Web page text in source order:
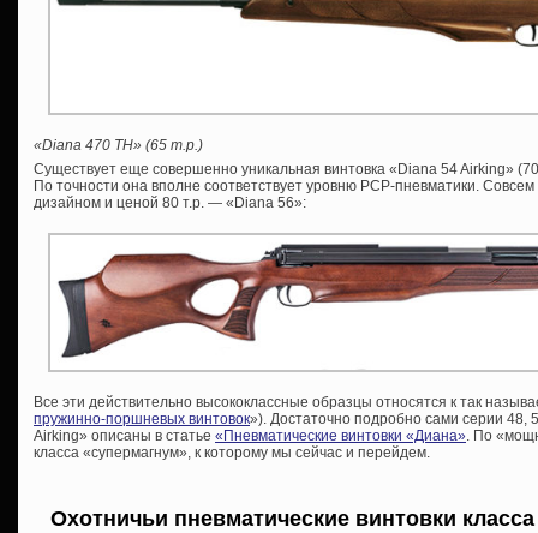
«Diana 470 TH» (65 т.р.)
Существует еще совершенно уникальная винтовка «Diana 54 Airking»
По точности она вполне соответствует уровню PCP-пневматики.
дизайном и ценой 80 т.р. — «Diana 56»:
Все эти действительно высококлассные образцы относятся к так
пружинно-поршневых винтовок»). Достаточно подробно сами серии 48,
Airking» описаны в статье «Пневматические винтовки «Диана». По
класса «супермагнум», к которому мы сейчас и перейдем.
Охотничьи пневматические винтовки